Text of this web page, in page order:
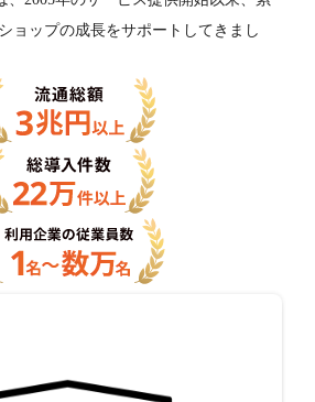
ョップの成長をサポートしてきまし